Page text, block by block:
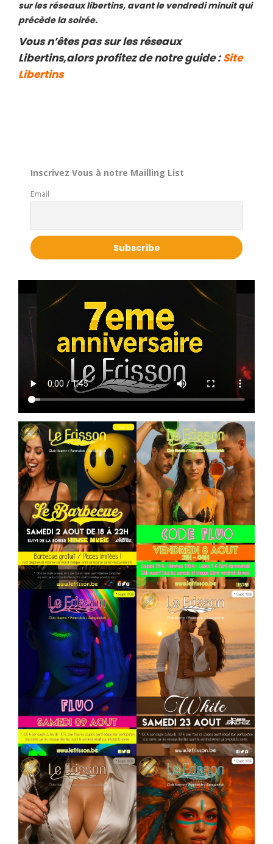
sur les réseaux libertins, avant le vendredi minuit qui
précède la soirée.
Vous n’êtes pas sur les réseaux
Libertins,alors profitez de notre guide :Site
Libertins
Inscrivez Vous à notre Mailling List
Email